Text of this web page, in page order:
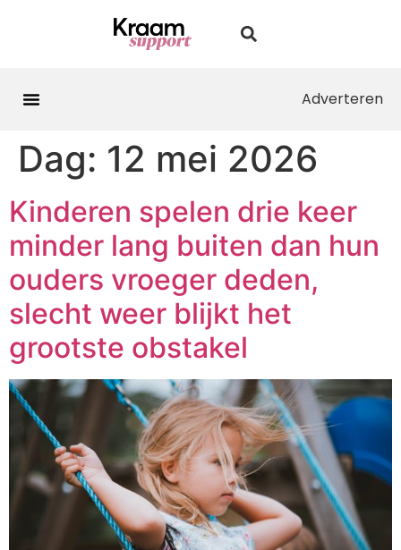
Adverteren
Dag: 12 mei 2026
Kinderen spelen drie keer
minder lang buiten dan hun
ouders vroeger deden,
slecht weer blijkt het
grootste obstakel